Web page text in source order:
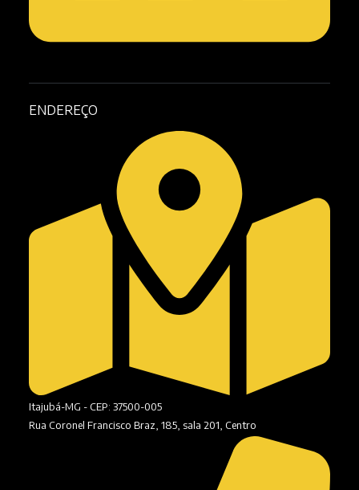
ENDEREÇO
Itajubá-MG - CEP: 37500-005
Rua Coronel Francisco Braz, 185, sala 201, Centro